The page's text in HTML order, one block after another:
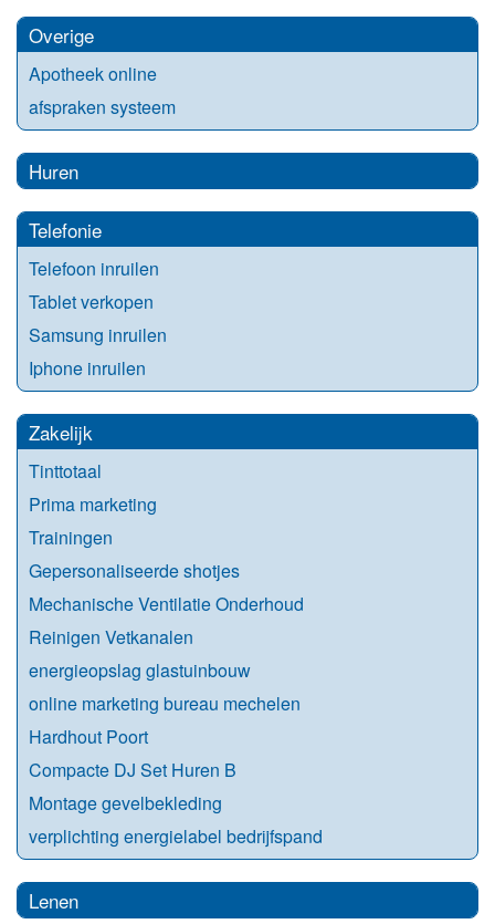
Overige
Apotheek online
afspraken systeem
Huren
Telefonie
Telefoon inruilen
Tablet verkopen
Samsung inruilen
Iphone inruilen
Zakelijk
Tinttotaal
Prima marketing
Trainingen
Gepersonaliseerde shotjes
Mechanische Ventilatie Onderhoud
Reinigen Vetkanalen
energieopslag glastuinbouw
online marketing bureau mechelen
Hardhout Poort
Compacte DJ Set Huren B
Montage gevelbekleding
verplichting energielabel bedrijfspand
Lenen